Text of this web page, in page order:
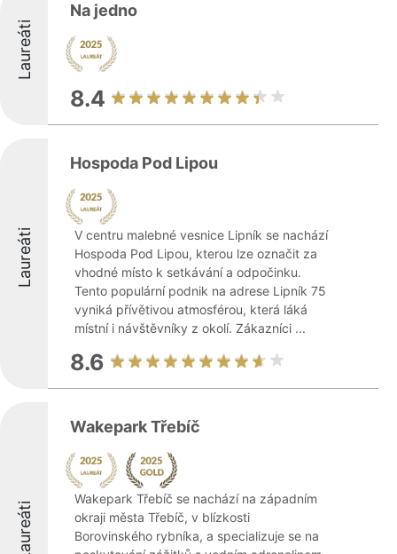
Laureáti
Na jedno
8.4
Laureáti
Hospoda Pod Lipou
V centru malebné vesnice Lipník se nachází
Hospoda Pod Lipou, kterou lze označit za
vhodné místo k setkávání a odpočinku.
Tento populární podnik na adrese Lipník 75
vyniká přívětivou atmosférou, která láká
místní i návštěvníky z okolí. Zákazníci ...
8.6
Laureáti
Wakepark Třebíč
Wakepark Třebíč se nachází na západním
okraji města Třebíč, v blízkosti
Borovinského rybníka, a specializuje se na